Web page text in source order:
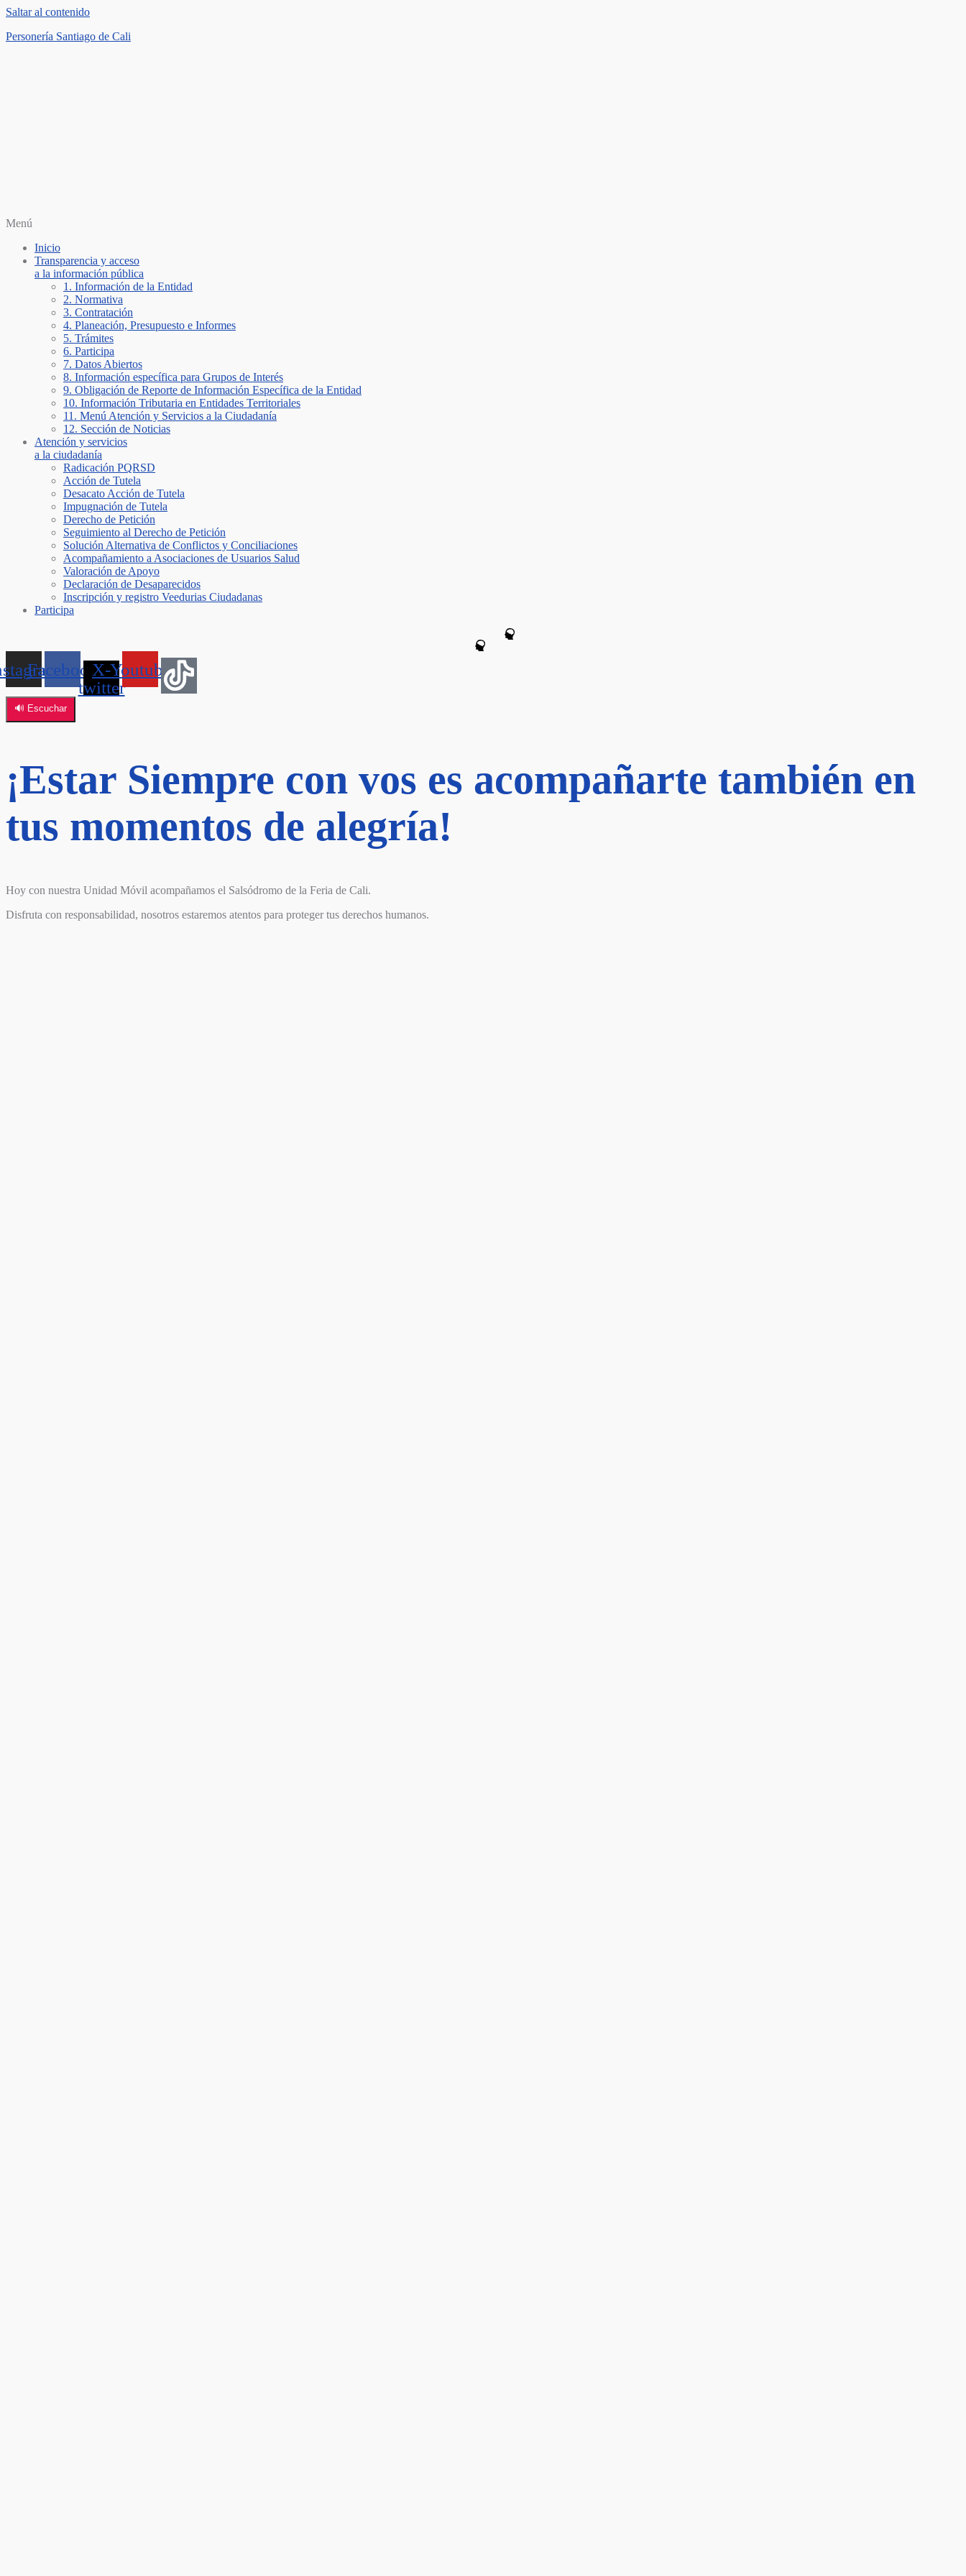
Saltar al contenido
Personería Santiago de Cali
Menú
Inicio
Transparencia y acceso
a la información pública
1. Información de la Entidad
2. Normativa
3. Contratación
4. Planeación, Presupuesto e Informes
5. Trámites
6. Participa
7. Datos Abiertos
8. Información específica para Grupos de Interés
9. Obligación de Reporte de Información Específica de la Entidad
10. Información Tributaria en Entidades Territoriales
11. Menú Atención y Servicios a la Ciudadanía
12. Sección de Noticias
Atención y servicios
a la ciudadanía
Radicación PQRSD
Acción de Tutela
Desacato Acción de Tutela
Impugnación de Tutela
Derecho de Petición
Seguimiento al Derecho de Petición
Solución Alternativa de Conflictos y Conciliaciones
Acompañamiento a Asociaciones de Usuarios Salud
Valoración de Apoyo
Declaración de Desaparecidos
Inscripción y registro Veedurias Ciudadanas
Participa
FacebookX-
twitter
Youtube
🔊 Escuchar
¡Estar Siempre con vos es acompañarte también en
tus momentos de alegría!
Hoy con nuestra Unidad Móvil acompañamos el Salsódromo de la Feria de Cali.
Disfruta con responsabilidad, nosotros estaremos atentos para proteger tus derechos humanos.